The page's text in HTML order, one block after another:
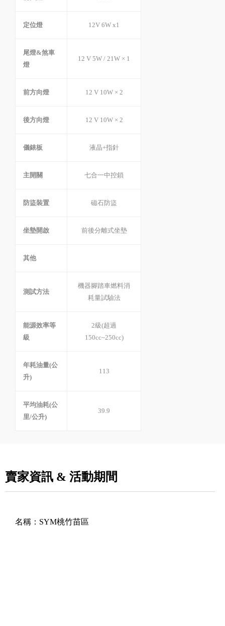
定位燈 12V 6W x1
尾燈&煞車
燈
12 V 5W / 21W × 1
前方向燈 12 V 10W × 2
後方向燈 12 V 10W × 2
儀錶板 液晶+指針
主開關 七合一中控鎖
防盜裝置 磁石防盜
坐墊開啟 前後分離式坐墊
其他
測試方法
機器腳踏車燃料消
耗量試驗法
能源效率等
級
2級(超過
150cc~250cc)
年耗油量(公
升)
113
平均油耗(公
里/公升)
39.9
賣家資訊 & 活動期間
名稱： SYM桃竹苗區